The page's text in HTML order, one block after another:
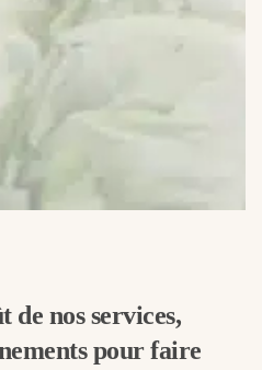
de nos services,
pour faire